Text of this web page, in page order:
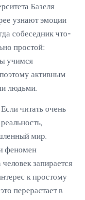
Базеля
узнают эмоции
собеседник что-
простой:
учимся
активным
людьми.
читать очень
мир.
феномен
запирается
к простому
перерастает в